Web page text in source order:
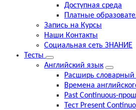
Доступная среда
Платные
Запись на Курсы
Наши Контакты
Социальная сеть ЗНАНИЕ
Тесты
Английский язык
Расширь словарный
Времена
Past Continuous-
Тест Present